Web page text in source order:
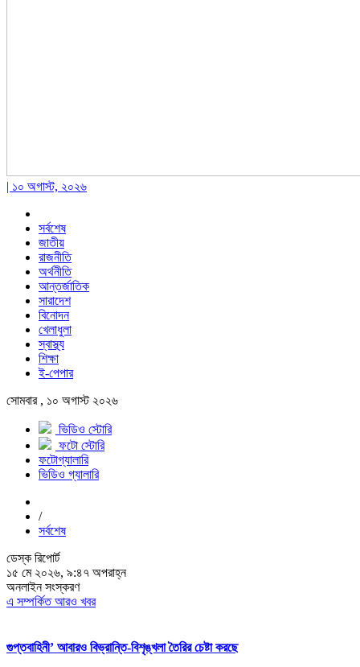
| ১০ অগাস্ট, ২০২৬
সর্বশেষ
জাতীয়
রাজনীতি
অর্থনীতি
আন্তর্জাতিক
সারাদেশ
বিনোদন
খেলাধুলা
স্বাস্থ্য
শিক্ষা
ই-পেপার
সোমবার , ১০ অগাস্ট ২০২৬
ভিডিও স্টোরি
ফটো স্টোরি
ফটোগ্যালারি
ভিডিও গ্যালারি
/
সর্বশেষ
ডেস্ক রিপোর্ট
১৫ মে ২০২৬, ৯:৪৭ অপরাহ্ন
অনলাইন সংস্করণ
এ সম্পর্কিত আরও খবর
গুপ্তবাহিনী’ আবারও বিভ্রান্তি-বিশৃঙ্খলা তৈরির চেষ্টা করছে